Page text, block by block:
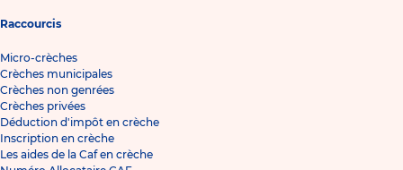
Raccourcis
Micro-crèches
Crèches municipales
Crèches non genrées
Crèches privées
Déduction d'impôt en crèche
Inscription en crèche
Les aides de la Caf en crèche